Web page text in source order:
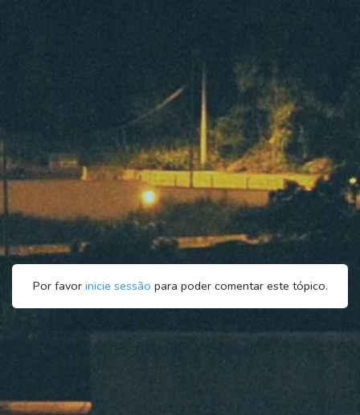
Por favor inicie sessão para poder comentar este tópico.